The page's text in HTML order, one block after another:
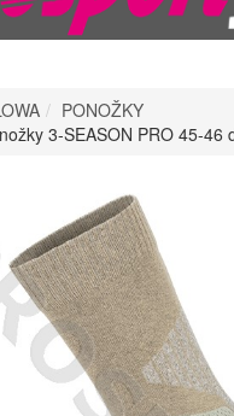
PONOŽKY
3-SEASON PRO 45-46